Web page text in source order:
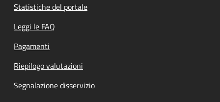
Statistiche del portale
Leggi le FAQ
Pagamenti
Riepilogo valutazioni
Segnalazione disservizio